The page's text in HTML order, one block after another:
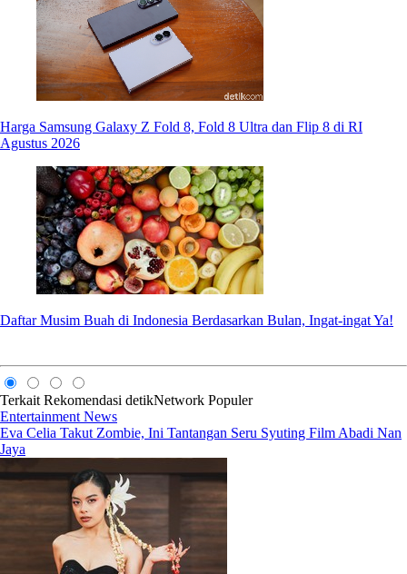
Harga Samsung Galaxy Z Fold 8, Fold 8 Ultra dan Flip 8 di RI
Agustus 2026
Daftar Musim Buah di Indonesia Berdasarkan Bulan, Ingat-ingat Ya!
Terkait Rekomendasi detikNetwork Populer
Entertainment News
Eva Celia Takut Zombie, Ini Tantangan Seru Syuting Film Abadi Nan
Jaya